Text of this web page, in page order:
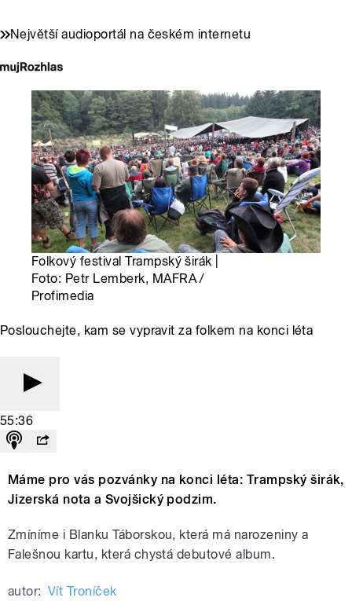
Největší audioportál na českém internetu
Folkový festival Trampský širák |
Foto: Petr Lemberk, MAFRA /
Profimedia
Poslouchejte, kam se vypravit za folkem na konci léta
55:36
Máme pro vás pozvánky na konci léta: Trampský širák,
Jizerská nota a Svojšický podzim.
Zmíníme i Blanku Táborskou, která má narozeniny a
Falešnou kartu, která chystá debutové album.
autor: Vít Troníček